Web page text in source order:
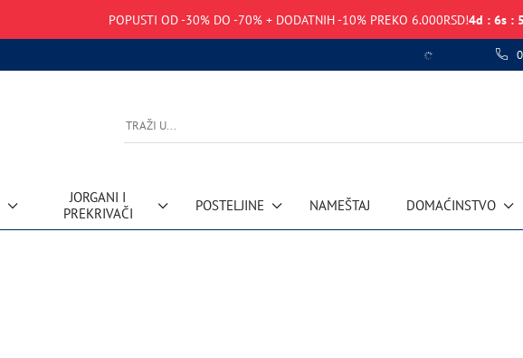
POPUSTI OD -30% DO -70% + DODATNIH -10% PREKO 6.000RSD!4d : 6s :
Greška u prihvatanju podataka
JORGANI I
PREKRIVAČI
POSTELJINE NAMEŠTAJ DOMAĆINSTVO